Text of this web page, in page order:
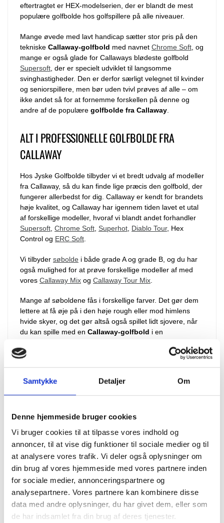
Samtykke Detaljer Om
Denne hjemmeside bruger cookies
Vi bruger cookies til at tilpasse vores indhold og
annoncer, til at vise dig funktioner til sociale medier og til
at analysere vores trafik. Vi deler også oplysninger om
din brug af vores hjemmeside med vores partnere inden
for sociale medier, annonceringspartnere og
analysepartnere. Vores partnere kan kombinere disse
data med andre oplysninger, du har givet dem, eller som
de har indsamlet fra din brug af deres tjenester.
eftertragtet er HEX-modelserien, der er blandt de mest
populære golfbolde hos golfspillere på alle niveauer.
Mange øvede med lavt handicap sætter stor pris på den
tekniske Callaway-golfbold med navnet Chrome Soft , og
mange er også glade for Callaways blødeste golfbold
Supersoft , der er specielt udviklet til langsomme
svinghastigheder. Den er derfor særligt velegnet til kvinder
og seniorspillere, men bør uden tvivl prøves af alle – om
ikke andet så for at fornemme forskellen på denne og
andre af de populære golfbolde fra Callaway
ALT I PROFESSIONELLE GOLFBOLDE FRA
CALLAWAY
Hos Jyske Golfbolde tilbyder vi et bredt udvalg af modeller
fra Callaway, så du kan finde lige præcis den golfbold, der
fungerer allerbedst for dig. Callaway er kendt for brandets
høje kvalitet, og Callaway har igennem tiden lavet et utal
af forskellige modeller, hvoraf vi blandt andet forhandler
Supersoft, Chrome Soft, Superhot, Diablo Tour, Hex
Control og ERC Soft.
Vi tilbyder søbolde i både grade A og grade B, og du har
også mulighed for at prøve forskellige modeller af med
vores Callaway Mix og Callaway Tour Mix
Mange af søboldene fås i forskellige farver. Det gør dem
lettere at få øje på i den høje rough eller mod himlens
hvide skyer, og det gør altså også spillet lidt sjovere, når
du kan spille med en Callaway-golfbold i en
, er der ofte mange
og det gør det mere overkommeligt at opgradere dit
udstyr, uanset om du står som nybegynder eller øvet
OFTE STILLEDE SPØRGSMÅL OM CALLAWAY-
GOLFBOLDE
Hvad er forskellen på Callaway-golfbolde i grade A og
grade B?
Grade A-bolde har egenskaber som en ny golfbold, men
med enkelte skønhedsfejl som minimale mærker eller en
tuschstreg. På grade B kan der forekomme flere ridser,